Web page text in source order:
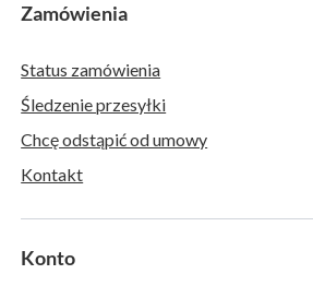
Zamówienia
Status zamówienia
Śledzenie przesyłki
Chcę odstąpić od umowy
Kontakt
Konto